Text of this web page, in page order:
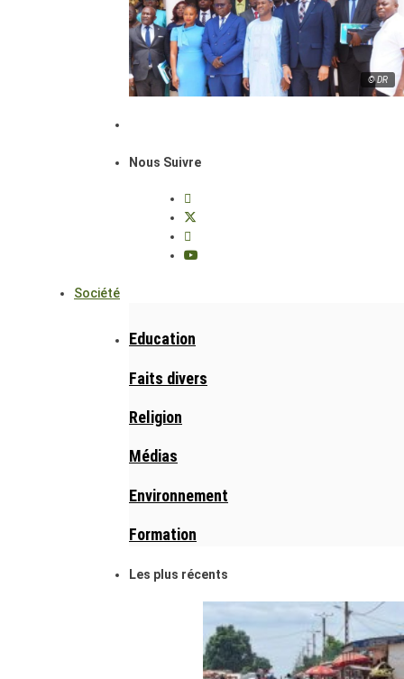
© DR
Nous Suivre
Société
Education
Faits divers
Religion
Médias
Environnement
Formation
Les plus récents